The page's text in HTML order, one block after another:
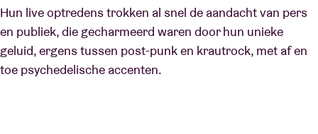
Hun live optredens trokken al snel de aandacht van pers
en publiek, die gecharmeerd waren door hun unieke
geluid, ergens tussen post-punk en krautrock, met af en
toe psychedelische accenten.